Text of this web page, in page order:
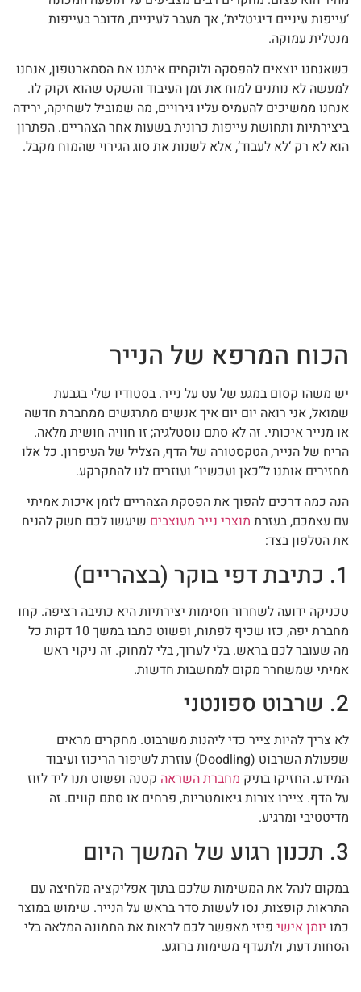
‘עייפות עיניים דיגיטלית’, אך מעבר לעיניים, מדובר בעייפות
מנטלית עמוקה.
כשאנחנו יוצאים להפסקה ולוקחים איתנו את הסמארטפון, אנחנו
למעשה לא נותנים למוח את זמן העיבוד והשקט שהוא זקוק לו.
אנחנו ממשיכים להעמיס עליו גירויים, מה שמוביל לשחיקה, ירידה
ביצירתיות ותחושת עייפות כרונית בשעות אחר הצהריים. הפתרון
הוא לא רק ‘לא לעבוד’, אלא לשנות את סוג הגירוי שהמוח מקבל.
הכוח המרפא של הנייר
יש משהו קסום במגע של עט על נייר. בסטודיו שלי בגבעת
שמואל, אני רואה יום יום איך אנשים מתרגשים ממחברת חדשה
או מנייר איכותי. זה לא סתם נוסטלגיה; זו חוויה חושית מלאה.
הריח של הנייר, הטקסטורה של הדף, הצליל של העיפרון. כל אלו
מחזירים אותנו ל”כאן ועכשיו” ועוזרים לנו להתקרקע.
הנה כמה דרכים להפוך את הפסקת הצהריים לזמן איכות אמיתי
עם עצמכם, בעזרת מוצרי נייר מעוצבים שיעשו לכם חשק להניח
את הטלפון בצד:
1. כתיבת דפי בוקר (בצהריים)
טכניקה ידועה לשחרור חסימות יצירתיות היא כתיבה רציפה. קחו
מחברת יפה, כזו שכיף לפתוח, ופשוט כתבו במשך 10 דקות כל
מה שעובר לכם בראש. בלי לערוך, בלי למחוק. זה ניקוי ראש
אמיתי שמשחרר מקום למחשבות חדשות.
2. שרבוט ספונטני
לא צריך להיות צייר כדי ליהנות משרבוט. מחקרים מראים
שפעולת השרבוט (Doodling) עוזרת לשיפור הריכוז ועיבוד
המידע. החזיקו בתיק מחברת השראה קטנה ופשוט תנו ליד לזוז
על הדף. ציירו צורות גיאומטריות, פרחים או סתם קווים. זה
מדיטטיבי ומרגיע.
3. תכנון רגוע של המשך היום
במקום לנהל את המשימות שלכם בתוך אפליקציה מלחיצה עם
התראות קופצות, נסו לעשות סדר בראש על הנייר. שימוש במוצר
כמו יומן אישי פיזי מאפשר לכם לראות את התמונה המלאה בלי
הסחות דעת, ולתעדף משימות ברוגע.